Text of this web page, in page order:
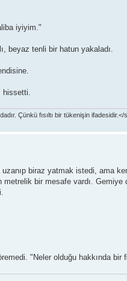
iyiyim."
beyaz tenli bir hatun yakaladı.
hissetti.
Çünkü fısıltı bir tükenişin
biraz yatmak istedi, ama
metrelik bir mesafe vardı.
"Neler olduğu hakkında bir